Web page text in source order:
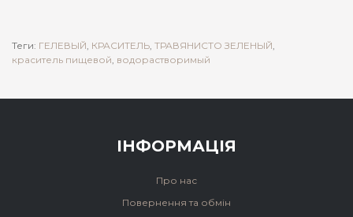
Теги: ГЕЛЕВЫЙ, КРАСИТЕЛЬ, ТРАВЯНИСТО ЗЕЛЕНЫЙ,
краситель пищевой, водорастворимый
ІНФОРМАЦІЯ
Про нас
Повернення та обмін